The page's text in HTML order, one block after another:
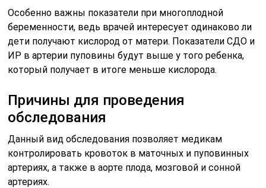
Особенно важны показатели при многоплодной
беременности, ведь врачей интересует одинаково ли
дети получают кислород от матери. Показатели СДО и
ИР в артерии пуповины будут выше у того ребенка,
который получает в итоге меньше кислорода.
Причины для проведения
обследования
Данный вид обследования позволяет медикам
контролировать кровоток в маточных и пуповинных
артериях, а также в аорте плода, мозговой и сонной
артериях.